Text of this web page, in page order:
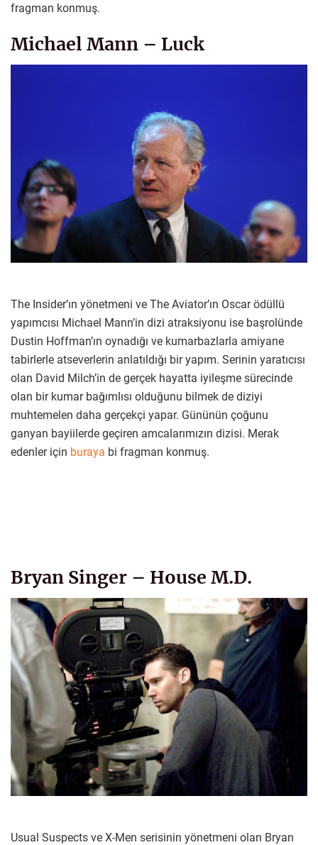
fragman konmuş.
Michael Mann – Luck
The Insider’ın yönetmeni ve The Aviator’ın Oscar ödüllü
yapımcısı Michael Mann’in dizi atraksiyonu ise başrolünde
Dustin Hoffman’ın oynadığı ve kumarbazlarla amiyane
tabirlerle atseverlerin anlatıldığı bir yapım. Serinin yaratıcısı
olan David Milch’in de gerçek hayatta iyileşme sürecinde
olan bir kumar bağımlısı olduğunu bilmek de diziyi
muhtemelen daha gerçekçi yapar. Gününün çoğunu
ganyan bayiilerde geçiren amcalarımızın dizisi. Merak
edenler için buraya bi fragman konmuş.
Bryan Singer – House M.D.
Usual Suspects ve X-Men serisinin yönetmeni olan Bryan